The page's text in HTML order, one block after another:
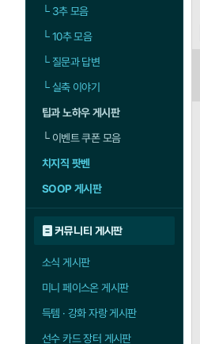
└3추 모음
└10추 모음
└질문과 답변
└실축 이야기
팁과 노하우 게시판
└이벤트 쿠폰 모음
치지직 팟벤
SOOP 게시판
커뮤니티 게시판
소식 게시판
미니 페이스온 게시판
득템 · 강화 자랑 게시판
선수 카드 장터 게시판